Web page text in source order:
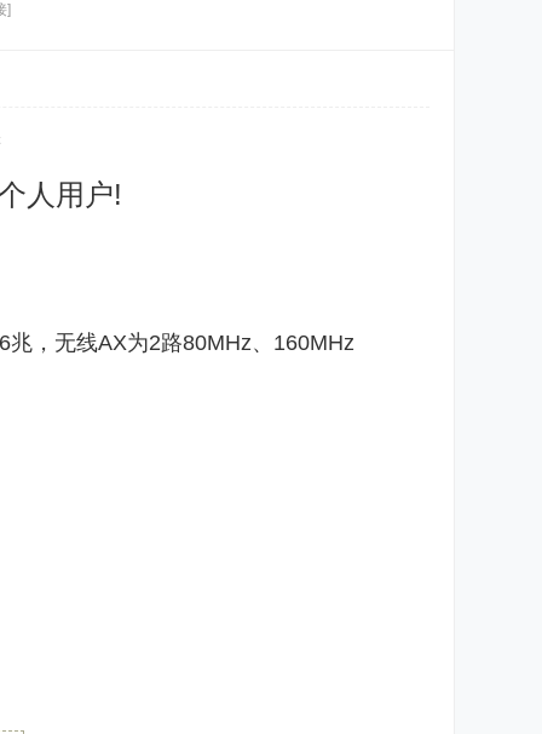
]
人用户!
兆，无线AX为2路80MHz、160MHz